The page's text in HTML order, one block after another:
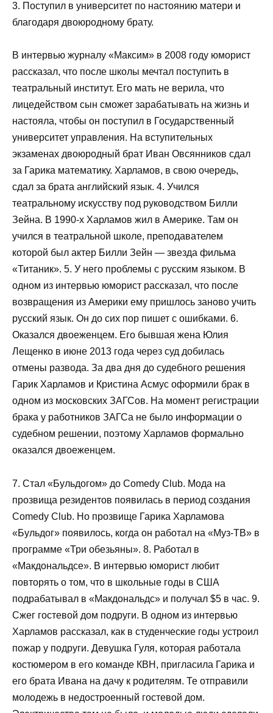
3. Поступил в университет по настоянию матери и
благодаря двоюродному брату.
В интервью журналу «Максим» в 2008 году юморист
рассказал, что после школы мечтал поступить в
театральный институт. Его мать не верила, что
лицедейством сын сможет зарабатывать на жизнь и
настояла, чтобы он поступил в Государственный
университет управления. На вступительных
экзаменах двоюродный брат Иван Овсянников сдал
за Гарика математику. Харламов, в свою очередь,
сдал за брата английский язык. 4. Учился
театральному искусству под руководством Билли
Зейна. В 1990-х Харламов жил в Америке. Там он
учился в театральной школе, преподавателем
которой был актер Билли Зейн — звезда фильма
«Титаник». 5. У него проблемы с русским языком. В
одном из интервью юморист рассказал, что после
возвращения из Америки ему пришлось заново учить
русский язык. Он до сих пор пишет с ошибками. 6.
Оказался двоеженцем. Его бывшая жена Юлия
Лещенко в июне 2013 года через суд добилась
отмены развода. За два дня до судебного решения
Гарик Харламов и Кристина Асмус оформили брак в
одном из московских ЗАГСов. На момент регистрации
брака у работников ЗАГСа не было информации о
судебном решении, поэтому Харламов формально
оказался двоеженцем.
7. Стал «Бульдогом» до Comedy Club. Мода на
прозвища резидентов появилась в период создания
Comedy Club. Но прозвище Гарика Харламова
«Бульдог» появилось, когда он работал на «Муз-ТВ» в
программе «Три обезьяны». 8. Работал в
«Макдональдсе». В интервью юморист любит
повторять о том, что в школьные годы в США
подрабатывал в «Макдональдс» и получал $5 в час. 9.
Сжег гостевой дом подруги. В одном из интервью
Харламов рассказал, как в студенческие годы устроил
пожар у подруги. Девушка Гуля, которая работала
костюмером в его команде КВН, пригласила Гарика и
его брата Ивана на дачу к родителям. Те отправили
молодежь в недостроенный гостевой дом.